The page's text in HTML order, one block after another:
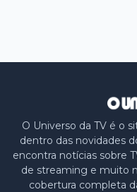
O Universo da TV é o
dentro das novidades
encontra notícias sobre
de streaming e muito
cobertura completa